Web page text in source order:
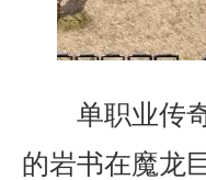
单职业传
的岩书在魔龙